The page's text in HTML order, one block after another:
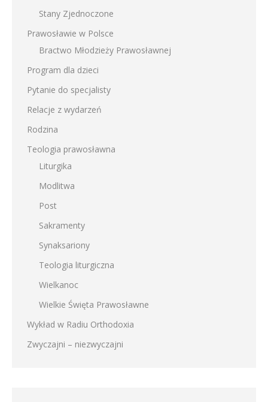
Stany Zjednoczone
Prawosławie w Polsce
Bractwo Młodzieży Prawosławnej
Program dla dzieci
Pytanie do specjalisty
Relacje z wydarzeń
Rodzina
Teologia prawosławna
Liturgika
Modlitwa
Post
Sakramenty
Synaksariony
Teologia liturgiczna
Wielkanoc
Wielkie Święta Prawosławne
Wykład w Radiu Orthodoxia
Zwyczajni – niezwyczajni